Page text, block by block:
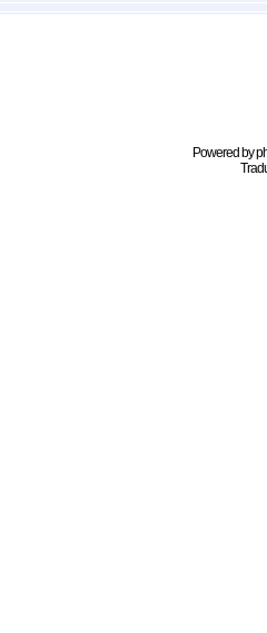
Powered by